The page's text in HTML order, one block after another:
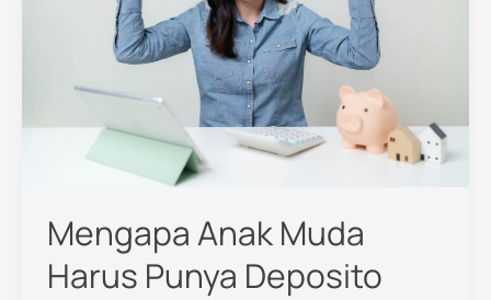
Mengapa Anak Muda
Harus Punya Deposito
Deposito